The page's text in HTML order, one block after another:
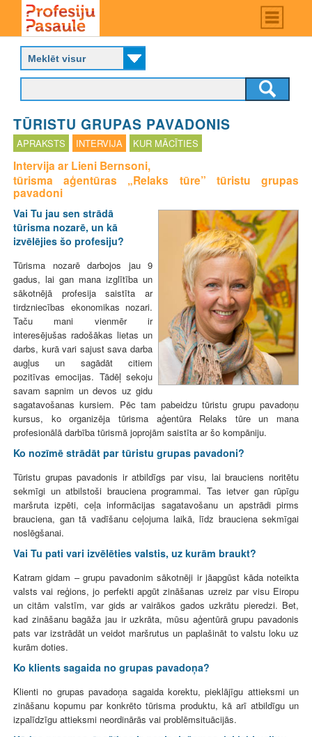
main
content
Main
menu
P
o
f
e
s
i
j
u
p
a
s
a
u
l
TŪRISTU GRUPAS PAVADONIS
APRAKSTS INTERVIJA KUR MĀCĪTIES
Intervija ar Lieni Bernsoni,
tūrisma aģentūras „Relaks tūre” tūristu grupas
pavadoni
Vai Tu jau sen strādā
tūrisma nozarē, un kā
izvēlējies šo profesiju?
Tūrisma nozarē darbojos jau 9
gadus, lai gan mana izglītība un
sākotnējā profesija saistīta ar
tirdzniecības ekonomikas nozari.
Taču mani vienmēr ir
interesējušas radošākas lietas un
darbs, kurā vari sajust sava darba
augļus un sagādāt citiem
pozitīvas emocijas. Tādēļ sekoju
savam sapnim un devos uz gidu
sagatavošanas kursiem. Pēc tam pabeidzu tūristu grupu pavadoņu
kursus, ko organizēja tūrisma aģentūra Relaks tūre un mana
profesionālā darbība tūrismā joprojām saistīta ar šo kompāniju.
Ko nozīmē strādāt par tūristu grupas pavadoni?
Tūristu grupas pavadonis ir atbildīgs par visu, lai brauciens noritētu
sekmīgi un atbilstoši brauciena programmai. Tas ietver gan rūpīgu
maršruta izpēti, ceļa informācijas sagatavošanu un apstrādi pirms
brauciena, gan tā vadīšanu ceļojuma laikā, līdz brauciena sekmīgai
noslēgšanai.
Vai Tu pati vari izvēlēties valstis, uz kurām braukt?
Katram gidam – grupu pavadonim sākotnēji ir jāapgūst kāda noteikta
valsts vai reģions, jo perfekti apgūt zināšanas uzreiz par visu Eiropu
un citām valstīm, var gids ar vairākos gados uzkrātu pieredzi. Bet,
kad zināšanu bagāža jau ir uzkrāta, mūsu aģentūrā grupu pavadonis
pats var izstrādāt un veidot maršrutus un paplašināt to valstu loku uz
kurām doties.
Ko klients sagaida no grupas pavadoņa?
Klienti no grupas pavadoņa sagaida korektu, pieklājīgu attieksmi un
zināšanu kopumu par konkrēto tūrisma produktu, kā arī atbildīgu un
izpalīdzīgu attieksmi neordinārās vai problēmsituācijās.